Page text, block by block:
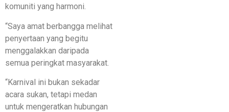
komuniti yang harmoni.
“Saya amat berbangga melihat
penyertaan yang begitu
menggalakkan daripada
semua peringkat masyarakat.
“Karnival ini bukan sekadar
acara sukan, tetapi medan
untuk mengeratkan hubungan